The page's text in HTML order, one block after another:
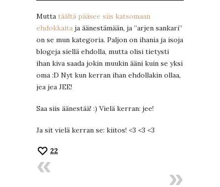
Mutta täältä pääsee siis katsomaan
ehdokkaita ja äänestämään, ja ”arjen sankari”
on se mun kategoria. Paljon on ihania ja isoja
blogeja siellä ehdolla, mutta olisi tietysti
ihan kiva saada jokin muukin ääni kuin se yksi
oma :D Nyt kun kerran ihan ehdollakin ollaa,
jea jea JEE!
Saa siis äänestää! :) Vielä kerran: jee!
Ja sit vielä kerran se: kiitos! <3 <3 <3
22